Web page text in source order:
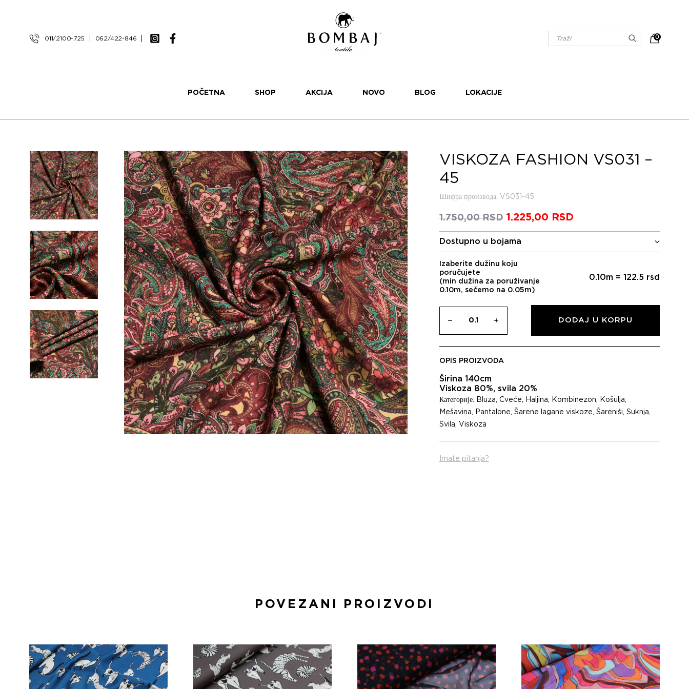
011/2100-725 062/422-846 0
POČETNA SHOP AKCIJA NOVO BLOG LOKACIJE
VISKOZA FASHION VS031 –
45
Шифра производа: VS031-45
1.750,00RSD Оригинална
је
била:
1.750,00 RSD.
1.225,00 RSDТренутна
1.225,00 RSD.
Dostupno u bojama
Izaberite dužinu koju
poručujete
(min dužina za poruživanje
0.10m, sečemo na 0.05m)
0.10m = 122.5 rsd
DODAJ U KORPU
OPIS PROIZVODA
Širina 140cm
Viskoza 80%, svila 20%
Категорије: Bluza, Cveće, Haljina, Kombinezon, Košulja,
Mešavina, Pantalone, Šarene lagane viskoze, Šareniši, Suknja,
Svila, Viskoza
Imate pitanja?
POVEZANI PROIZVODI